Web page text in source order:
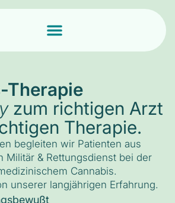
Therapie
zum richtigen Arzt
Therapie.
begleiten wir Patienten aus
Militär & Rettungsdienst bei der
Cannabis.
unserer langjährigen Erfahrung.